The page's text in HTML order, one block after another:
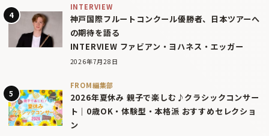
INTERVIEW
神戸国際フルートコンクール優勝者、日本ツアーへ
の期待を語る
INTERVIEW ファビアン・ヨハネス・エッガー
2026年7月28日
FROM編集部
2026年夏休み 親子で楽しむ♪クラシックコンサー
ト｜0歳OK・体験型・本格派 おすすめセレクショ
ン